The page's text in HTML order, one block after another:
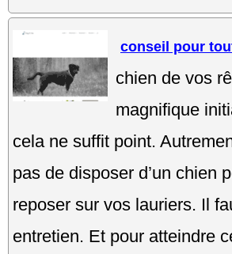
conseil pour
chien de vos
magnifique
cela ne suffit point.
pas de disposer d’un chien
reposer sur vos lauriers. Il
entretien. Et pour atteindre